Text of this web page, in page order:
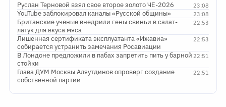
23:08
Руслан Терновой взял свое второе золото ЧЕ-2026
23:08
YouTube заблокировал каналы «Русской общины»
22:53
Британские ученые внедрили гены свиньи в салат-
латук для вкуса мяса
22:53
Лишенная сертификата эксплуатанта «Ижавиа»
собирается устранить замечания Росавиации
22:51
В Лондоне предложили в пабах запретить пить у барной
стойки
22:51
Глава ДУМ Москвы Аляутдинов опроверг создание
собственной партии